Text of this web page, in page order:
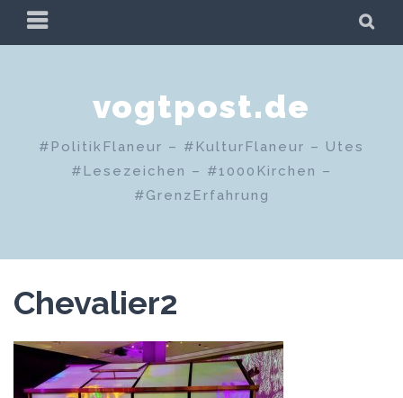
Zum
PRIMÄRES
MENÜ
vogtpost.de
#PolitikFlaneur – #KulturFlaneur – Utes
#Lesezeichen – #1000Kirchen –
#GrenzErfahrung
Chevalier2